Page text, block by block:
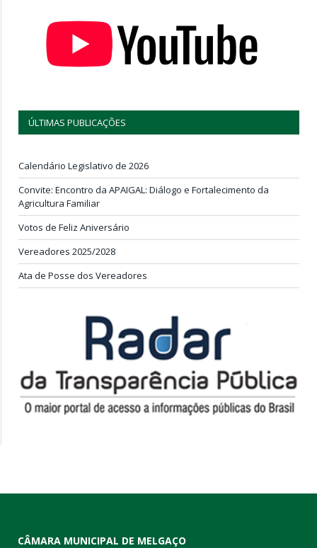
ÚLTIMAS PUBLICAÇÕES
Calendário Legislativo de 2026
Convite: Encontro da APAIGAL: Diálogo e Fortalecimento da
Agricultura Familiar
Votos de Feliz Aniversário
Vereadores 2025/2028
Ata de Posse dos Vereadores
CÂMARA MUNICIPAL DE MELGAÇO